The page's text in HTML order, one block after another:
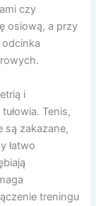
czy
osiową, a przy
i
Tenis,
są zakazane,
łatwo
treningu